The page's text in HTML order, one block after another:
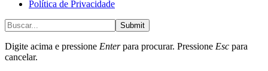
Política de Privacidade
Submit
Digite acima e pressione Enterpara procurar. Pressione Esc para
cancelar.